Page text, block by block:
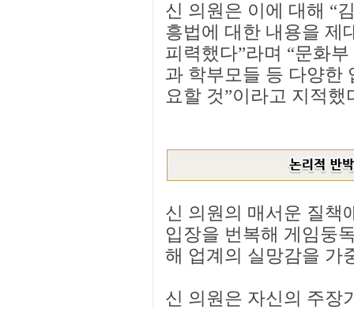
신 의원은 이에 대해 “
흥법에 대한 내용을 제
피력했다”라며 “문화
과 학부모들 등 다양한
요할 것”이라고 지적했
신 의원의 매서운 질책
입장을 번복해 게임둥
해 업계의 실망감을 가
신 의원은 자신의 주장